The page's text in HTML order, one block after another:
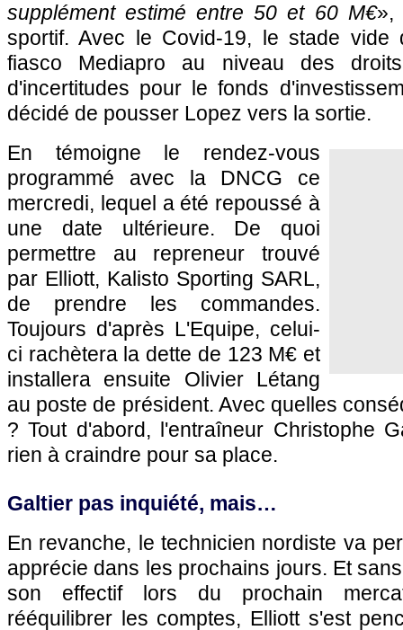
supplément estimé entre 50 et 60 M€»,
sportif. Avec le Covid-19, le stade
fiasco Mediapro au niveau des
d'incertitudes pour le fonds
décidé de pousser Lopez vers la sortie.
En témoigne le rendez-vous
programmé avec la DNCG ce
mercredi, lequel a été repoussé à
une date ultérieure. De quoi
permettre au repreneur trouvé
par Elliott, Kalisto Sporting SARL,
de prendre les commandes.
Toujours d'après L'Equipe, celui-
ci rachètera la dette de 123 M€ et
installera ensuite Olivier Létang
au poste de président. Avec quelles
? Tout d'abord, l'entraîneur Christophe
rien à craindre pour sa place.
Galtier pas inquiété, mais…
En revanche, le technicien nordiste va
apprécie dans les prochains jours. Et
son effectif lors du prochain
rééquilibrer les comptes, Elliott s'est